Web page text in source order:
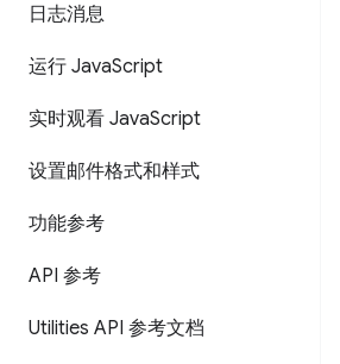
日志消息
运行 JavaScript
实时观看 JavaScript
设置邮件格式和样式
功能参考
API 参考
Utilities API 参考文档